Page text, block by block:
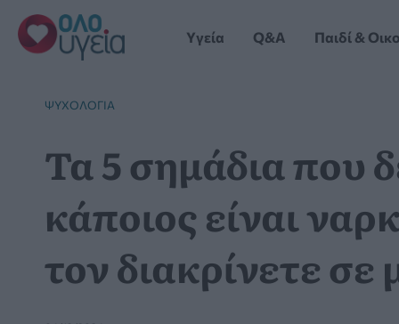
Μετάβαση
στο
περιεχόμενο
Yγεία Q&A Παιδί &
ΨΥΧΟΛΟΓΊΑ
Τα 5 σημάδια που
κάποιος είναι
τον διακρίνετε σε